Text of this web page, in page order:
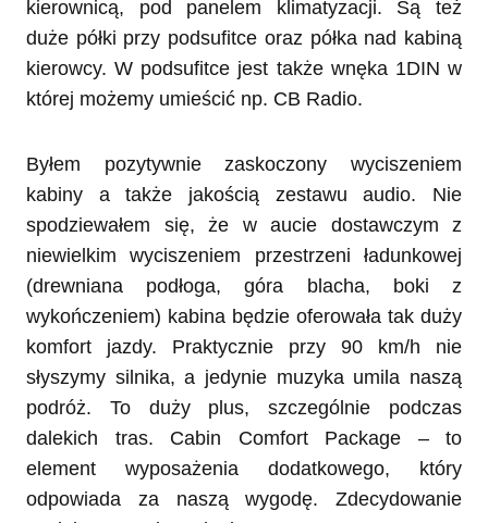
kierownicą, pod panelem klimatyzacji. Są też
duże półki przy podsufitce oraz półka nad kabiną
kierowcy. W podsufitce jest także wnęka 1DIN w
której możemy umieścić np. CB Radio.
Byłem pozytywnie zaskoczony wyciszeniem
kabiny a także jakością zestawu audio. Nie
spodziewałem się, że w aucie dostawczym z
niewielkim wyciszeniem przestrzeni ładunkowej
(drewniana podłoga, góra blacha, boki z
wykończeniem) kabina będzie oferowała tak duży
komfort jazdy. Praktycznie przy 90 km/h nie
słyszymy silnika, a jedynie muzyka umila naszą
podróż. To duży plus, szczególnie podczas
dalekich tras. Cabin Comfort Package – to
element wyposażenia dodatkowego, który
odpowiada za naszą wygodę. Zdecydowanie